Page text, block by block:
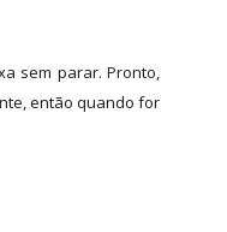
sem parar. Pronto,
então quando for